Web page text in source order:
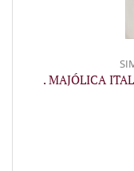
. MAJÓLICA